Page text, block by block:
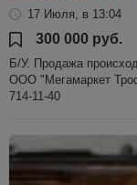
17 Июля, в 13:04
300 000 руб.
Б/У. Продажа
ООО "Мегамаркет
714-11-40